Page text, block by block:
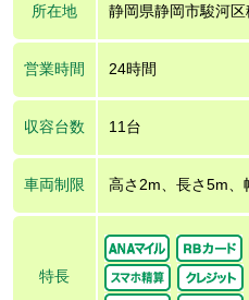
所在地 静岡県静岡市駿河
営業時間 24時間
収容台数 11台
車両制限 高さ2m、長さ5m、
特長